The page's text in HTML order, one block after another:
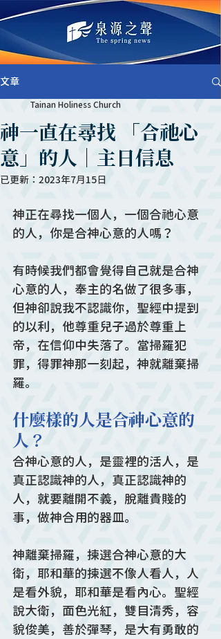
文章
神一直在尋找 「合祂心
意」的人｜主日信息
Tainan Holiness Church
已更新： 2023年7月15日
神正在尋找一個人，一個合祂心意
的人，你是合神心意的人嗎？
有時候我們都會覺得自己就是合神
心意的人，奉主的名做了很多事，
但神卻說我不認識你，聖經中提到
的以利，他尊重兒子過於尊重上
帝，在信仰中失落了。當掃羅犯
罪，得罪神那一刻起，神就離棄掃
羅。
什麼樣的人是合神心意的
人？
合神心意的人，是靈裡的活人，是
真正認識神的人，真正認識神的
人，就要離開不義，脫離貴賤的
事，做神合用的器皿。
神離棄掃羅，揀選合神心意的大
衛，耶和華的揀選不像人看人，人
是看外貌，耶和華是看內心。聖經
說大衛，面色光紅，雙目清秀，容
貌俊美，善於彈琴，是大有勇敢的